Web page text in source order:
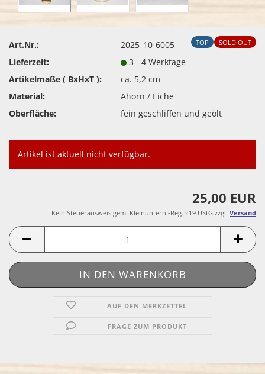
TOP SOLD OUT
Art.Nr.:
2025_10-6005
Lieferzeit:
3 - 4 Werktage
Artikelmaße ( BxHxT ):
ca. 5,2 cm
Material:
Ahorn / Eiche
Oberfläche:
fein geschliffen und geölt
Artikel ist aktuell nicht verfügbar.
25,00 EUR
Kein Steuerausweis gem. Kleinuntern.-Reg. §19 UStG zzgl. Versand
AUF DEN MERKZETTEL
FRAGE ZUM PRODUKT